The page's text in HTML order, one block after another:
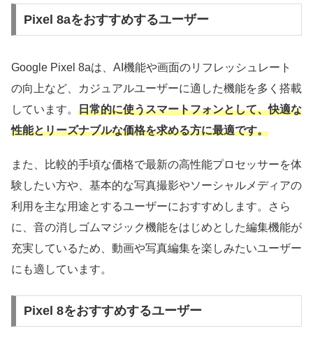
Pixel 8aをおすすめするユーザー
Google Pixel 8aは、AI機能や画面のリフレッシュレート
の向上など、カジュアルユーザーに適した機能を多く搭載
しています。 日常的に使うスマートフォンとして、快適な
性能とリーズナブルな価格を求める方に最適です。
また、比較的手頃な価格で最新の高性能プロセッサーを体
験したい方や、基本的な写真撮影やソーシャルメディアの
利用を主な用途とするユーザーにおすすめします。さら
に、音の消しゴムマジック機能をはじめとした編集機能が
充実しているため、動画や写真編集を楽しみたいユーザー
にも適しています。
Pixel 8をおすすめするユーザー